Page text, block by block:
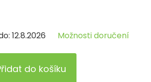
12.8.2026 Možnosti doručení
do košíku